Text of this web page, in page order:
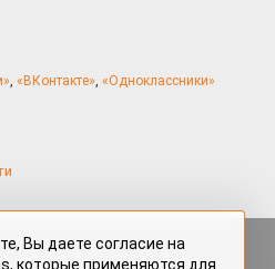
, «ВКонтакте», «Одноклассники»
размещённые на портале
Вы даете согласие на
которые применяются для